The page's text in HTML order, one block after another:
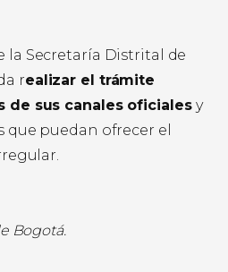
la Secretaría Distrital de
realizar el trámite
de sus canales oficialesy
puedan ofrecer el
Bogotá.